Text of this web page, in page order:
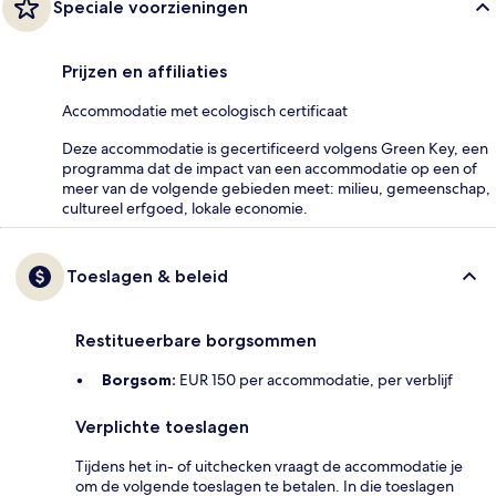
Speciale voorzieningen
Prijzen en affiliaties
Accommodatie met ecologisch certificaat
Deze accommodatie is gecertificeerd volgens Green Key, een
programma dat de impact van een accommodatie op een of
meer van de volgende gebieden meet: milieu, gemeenschap,
cultureel erfgoed, lokale economie.
Toeslagen & beleid
Restitueerbare borgsommen
Borgsom: EUR 150 per accommodatie, per verblijf
Verplichte toeslagen
Tijdens het in- of uitchecken vraagt de accommodatie je
om de volgende toeslagen te betalen. In die toeslagen